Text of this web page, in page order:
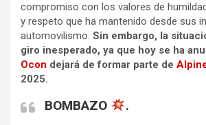
compromiso con los valores de
y respeto que ha mantenido desde sus
automovilismo. Sin embargo, la
giro inesperado, ya que hoy se ha
Ocon dejará de formar parte de
2025.
BOMBAZO
.